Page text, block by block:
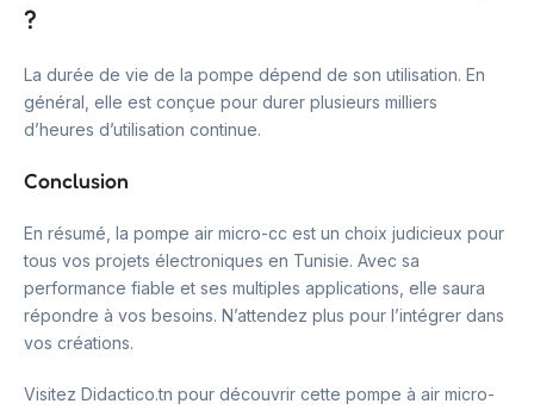
?
La durée de vie de la pompe dépend de son utilisation. En
général, elle est conçue pour durer plusieurs milliers
d’heures d’utilisation continue.
Conclusion
En résumé, la pompe air micro-cc est un choix judicieux pour
tous vos projets électroniques en Tunisie. Avec sa
performance fiable et ses multiples applications, elle saura
répondre à vos besoins. N’attendez plus pour l’intégrer dans
vos créations.
Visitez Didactico.tn pour découvrir cette pompe à air micro-